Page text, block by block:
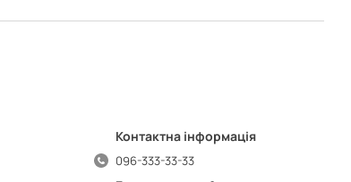
Контактна інформація
096-333-33-33